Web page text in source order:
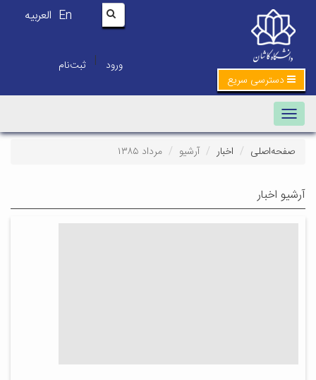
En العربیه
ورود | ثبت‌نام
دسترسی سریع
Toggle navigation
صفحه‌اصلی اخبار آرشیو مرداد ۱۳۸۵
آرشیو اخبار